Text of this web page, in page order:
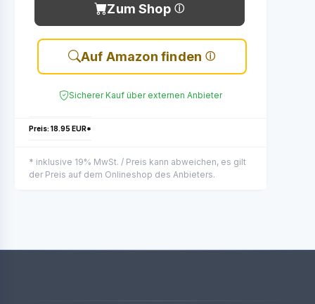
Zum Shop
Auf Amazon finden
Sicherer Kauf über externen Anbieter
Preis: 18.95 EUR*
* inklusive 19% MwSt. / Preis kann abweichen, es gilt
der Preis auf dem Onlineshop des Anbieters.